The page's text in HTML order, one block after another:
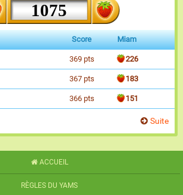
1075
Score Miam
369 pts 226
367 pts 183
366 pts 151
Suite
ACCUEIL
RÈGLES DU YAMS